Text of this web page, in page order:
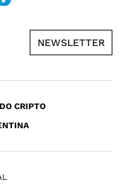
NEWSLETTER
CRIPTO